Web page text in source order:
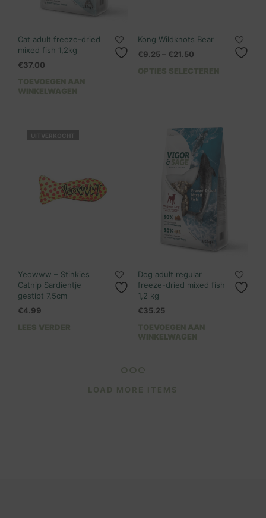
Cat adult freeze-dried
mixed fish 1,2kg
€37.00
TOEVOEGEN AAN
WINKELWAGEN
Kong Wildknots Bear
€9.25– €21.50
OPTIES SELECTEREN
UITVERKOCHT
Yeowww – Stinkies
Catnip Sardientje
gestipt 7,5cm
€4.99
LEES VERDER
Dog adult regular
freeze-dried mixed fish
1,2 kg
€35.25
TOEVOEGEN AAN
WINKELWAGEN
LOAD MORE ITEMS